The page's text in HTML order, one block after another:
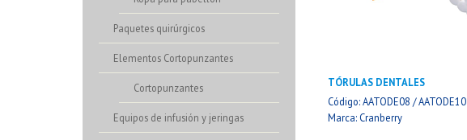
Paquetes quirúrgicos
Elementos Cortopunzantes
Cortopunzantes
Equipos de infusión y jeringas
TÓRULAS DENTALES
Código: AATODE08 / AATODE10
Marca: Cranberry